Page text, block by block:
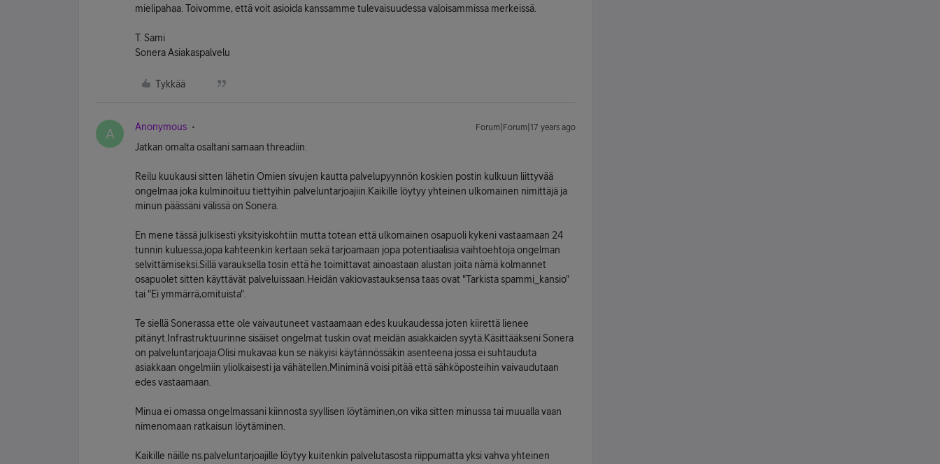
mielipahaa. Toivomme, että voit asioida kanssamme tulevaisuudessa valoisammissa merkeissä.
T. Sami
Sonera Asiakaspalvelu
Tykkää
A Anonymous Forum|Forum|17 years ago
Jatkan omalta osaltani samaan threadiin.
Reilu kuukausi sitten lähetin Omien sivujen kautta palvelupyynnön koskien postin kulkuun liittyvää
ongelmaa joka kulminoituu tiettyihin palveluntarjoajiin.Kaikille löytyy yhteinen ulkomainen nimittäjä ja
minun päässäni välissä on Sonera.
En mene tässä julkisesti yksityiskohtiin mutta totean että ulkomainen osapuoli kykeni vastaamaan 24
tunnin kuluessa,jopa kahteenkin kertaan sekä tarjoamaan jopa potentiaalisia vaihtoehtoja ongelman
selvittämiseksi.Sillä varauksella tosin että he toimittavat ainoastaan alustan joita nämä kolmannet
osapuolet sitten käyttävät palveluissaan.Heidän vakiovastauksensa taas ovat "Tarkista spammi_kansio"
tai "Ei ymmärrä,omituista".
Te siellä Sonerassa ette ole vaivautuneet vastaamaan edes kuukaudessa joten kiirettä lienee
pitänyt.Infrastruktuurinne sisäiset ongelmat tuskin ovat meidän asiakkaiden syytä.Käsittääkseni Sonera
on palveluntarjoaja.Olisi mukavaa kun se näkyisi käytännössäkin asenteena jossa ei suhtauduta
asiakkaan ongelmiin yliolkaisesti ja vähätellen.Miniminä voisi pitää että sähköposteihin vaivaudutaan
edes vastaamaan.
Minua ei omassa ongelmassani kiinnosta syyllisen löytäminen,on vika sitten minussa tai muualla vaan
nimenomaan ratkaisun löytäminen.
Kaikille näille ns.palveluntarjoajille löytyy kuitenkin palvelutasosta riippumatta yksi vahva yhteinen